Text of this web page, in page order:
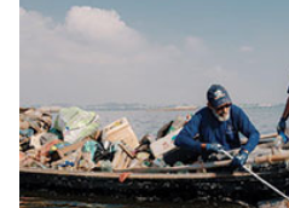
MOBILITÀ
RICERCA
ECONOMIA